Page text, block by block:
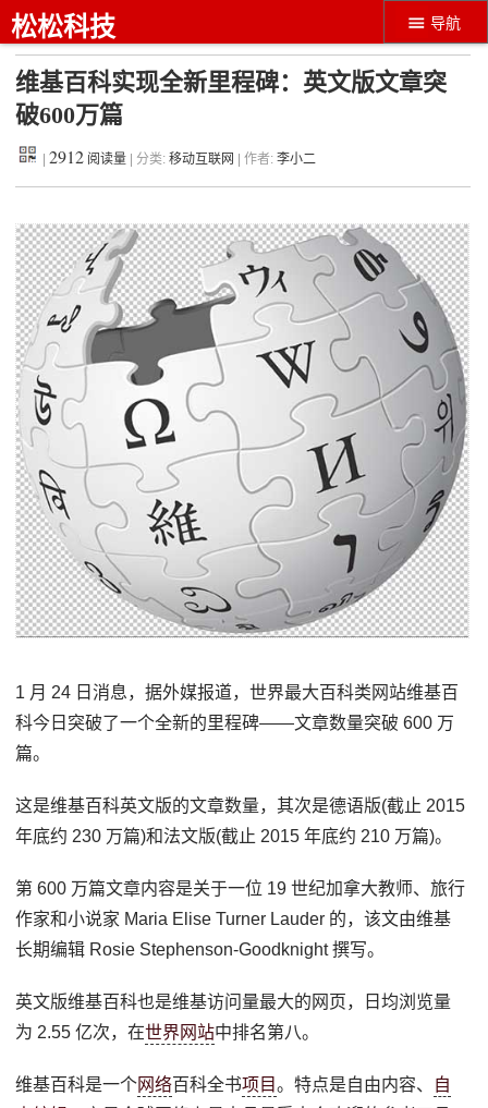
导航
松松科技
维基百科实现全新里程碑：英文版文章突
破600万篇
|2912 阅读量 | 分类:移动互联网 | 作者:李小二
1 月 24 日消息，据外媒报道，世界最大百科类网站维基百
科今日突破了一个全新的里程碑——文章数量突破 600 万
篇。
这是维基百科英文版的文章数量，其次是德语版(截止 2015
年底约 230 万篇)和法文版(截止 2015 年底约 210 万篇)。
第 600 万篇文章内容是关于一位 19 世纪加拿大教师、旅行
作家和小说家 Maria Elise Turner Lauder 的，该文由维基
长期编辑 Rosie Stephenson-Goodknight 撰写。
英文版维基百科也是维基访问量最大的网页，日均浏览量
为 2.55 亿次，在世界网站中排名第八。
维基百科是一个网络百科全书项目。特点是自由内容、 自